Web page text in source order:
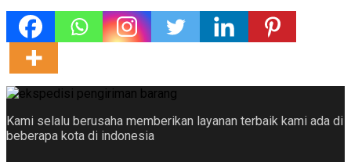
Kami selalu berusaha memberikan layanan terbaik kami ada di
beberapa kota di indonesia